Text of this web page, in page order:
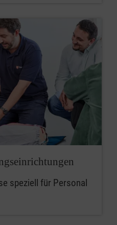
speziell für Personal